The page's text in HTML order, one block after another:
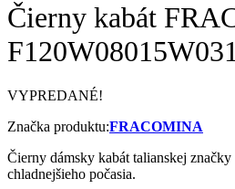
Čierny kabát
VYPREDANÉ!
Značka produktu:FRACOMINA
Čierny dámsky kabát talianskej
chladnejšieho počasia.